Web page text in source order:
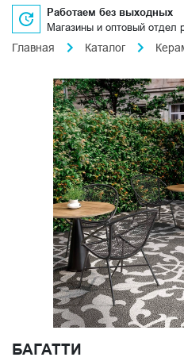
Работаем без выходных
Магазины и оптовый отдел
Главная
Каталог
БАГАТТИ